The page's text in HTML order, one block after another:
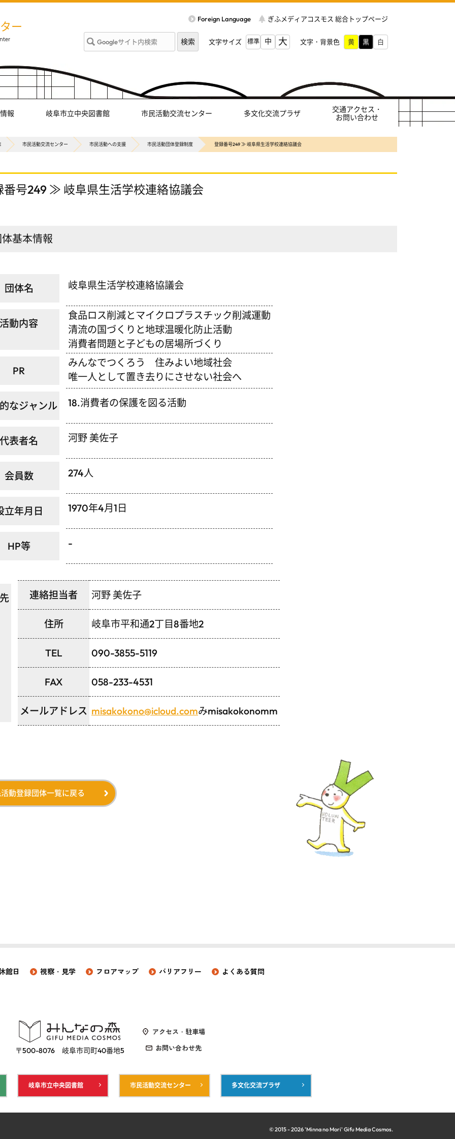
Foreign Language ぎふメディアコスモス 総合トップページ
ー
文字サイズ 標準 中 大 文字・背景色
報 岐阜市立中央図書館 市民活動交流センター 多文化交流プラザ
交通アクセス・
お問い合わせ
市民活動交流センター 市民活動への支援 市民活動団体登録制度 登録番号249 ≫ 岐阜県生活学校連絡協議会
番号249 ≫ 岐阜県生活学校連絡協議会
基本情報
団体名 岐阜県生活学校連絡協議会
活動内容
食品ロス削減とマイクロプラスチック削減運動
清流の国づくりと地球温暖化防止活動
消費者問題と子どもの居場所づくり
PR
みんなでつくろう 住みよい地域社会
唯一人として置き去りにさせない社会へ
なジャンル 18.消費者の保護を図る活動
代表者名 河野 美佐子
会員数 274人
立年月日 1970年4月1日
HP等 -
連絡担当者 河野 美佐子
住所 岐阜市平和通2丁目8番地2
TEL 090-3855-5119
FAX 058-233-4531
メールアドレス misakokono@icloud.comみmisakokonomm
動登録団体一覧に戻る
館日 視察・見学 フロアマップ バリアフリー よくある質問
〒500-8076 岐阜市司町40番地5
アクセス・駐車場
お問い合わせ先
岐阜市立中央図書館 市民活動交流センター 多文化交流プラザ
© 2015 -2026'Minna no Mori' Gifu Media Cosmos.